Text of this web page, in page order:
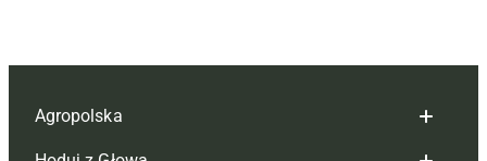
Agropolska